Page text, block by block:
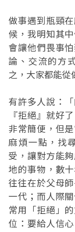
做事遇到瓶頸
候，我明知其
會讓他們畏事
論、交流的方
之，大家都能從
有許多人說：
『拒絕』就好
非常簡便，但
麻煩一點，找
受，讓對方能
地的事物，數
往往在於父母
一代；而人際
常用「拒絕」
位：要給人信